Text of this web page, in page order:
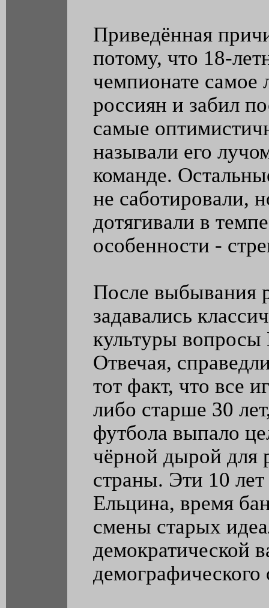
Приведённая
потому, что 18-
чемпионате самое
россиян и забил
самые
называли его
команде.
не саботировали,
дотягивали в
особенности -
После выбывания
задавались
культуры вопросы
Отвечая,
тот факт, что все
либо старше 30
футбола выпало
чёрной дырой для
страны. Эти 10
Ельцина, время
смены старых
демократической
демографического